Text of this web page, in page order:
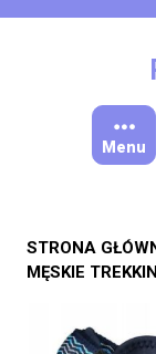
Menu
STRONA
MĘSKIE